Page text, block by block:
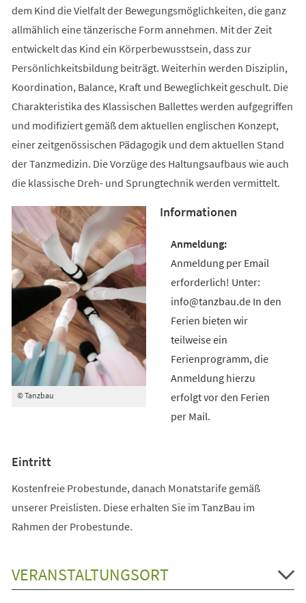
dem Kind die Vielfalt der Bewegungsmöglichkeiten, die ganz
allmählich eine tänzerische Form annehmen. Mit der Zeit
entwickelt das Kind ein Körperbewusstsein, dass zur
Persönlichkeitsbildung beiträgt. Weiterhin werden Disziplin,
Koordination, Balance, Kraft und Beweglichkeit geschult. Die
Charakteristika des Klassischen Ballettes werden aufgegriffen
und modifiziert gemäß dem aktuellen englischen Konzept,
einer zeitgenössischen Pädagogik und dem aktuellen Stand
der Tanzmedizin. Die Vorzüge des Haltungsaufbaus wie auch
die klassische Dreh- und Sprungtechnik werden vermittelt.
© Tanzbau
Informationen
Anmeldung per Email
erforderlich! Unter:
info@tanzbau.de In den
Ferien bieten wir
teilweise ein
Ferienprogramm, die
Anmeldung hierzu
erfolgt vor den Ferien
per Mail.
Eintritt
Kostenfreie Probestunde, danach Monatstarife gemäß
unserer Preislisten. Diese erhalten Sie im TanzBau im
Rahmen der Probestunde.
VERANSTALTUNGSORT